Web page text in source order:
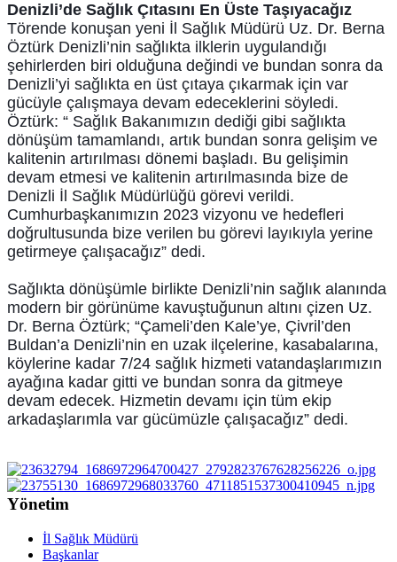
Denizli’de Sağlık Çıtasını En Üste Taşıyacağız
Törende konuşan yeni İl Sağlık Müdürü Uz. Dr. Berna
Öztürk Denizli’nin sağlıkta ilklerin uygulandığı
şehirlerden biri olduğuna değindi ve bundan sonra da
Denizli’yi sağlıkta en üst çıtaya çıkarmak için var
gücüyle çalışmaya devam edeceklerini söyledi.
Öztürk: “ Sağlık Bakanımızın dediği gibi sağlıkta
dönüşüm tamamlandı, artık bundan sonra gelişim ve
kalitenin artırılması dönemi başladı. Bu gelişimin
devam etmesi ve kalitenin artırılmasında bize de
Denizli İl Sağlık Müdürlüğü görevi verildi.
Cumhurbaşkanımızın 2023 vizyonu ve hedefleri
doğrultusunda bize verilen bu görevi layıkıyla yerine
getirmeye çalışacağız” dedi.
Sağlıkta dönüşümle birlikte Denizli’nin sağlık alanında
modern bir görünüme kavuştuğunun altını çizen Uz.
Dr. Berna Öztürk; “Çameli’den Kale’ye, Çivril’den
Buldan’a Denizli’nin en uzak ilçelerine, kasabalarına,
köylerine kadar 7/24 sağlık hizmeti vatandaşlarımızın
ayağına kadar gitti ve bundan sonra da gitmeye
devam edecek. Hizmetin devamı için tüm ekip
arkadaşlarımla var gücümüzle çalışacağız” dedi.
Yönetim
İl Sağlık Müdürü
Başkanlar